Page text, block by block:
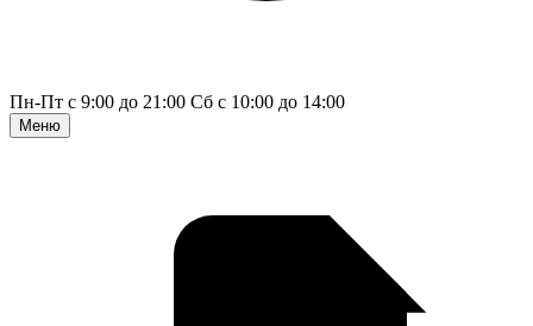
Пн-Пт с 9:00 до 21:00 Сб с 10:00 до 14:00
Меню